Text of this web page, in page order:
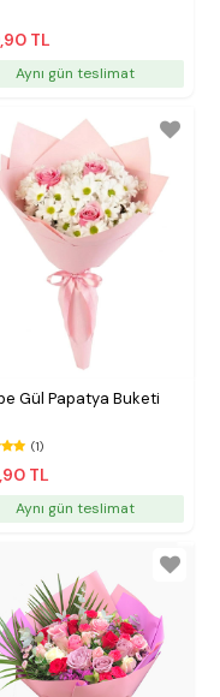
TL
Aynı gün teslimat
Gül Papatya Buketi
(1)
TL
Aynı gün teslimat